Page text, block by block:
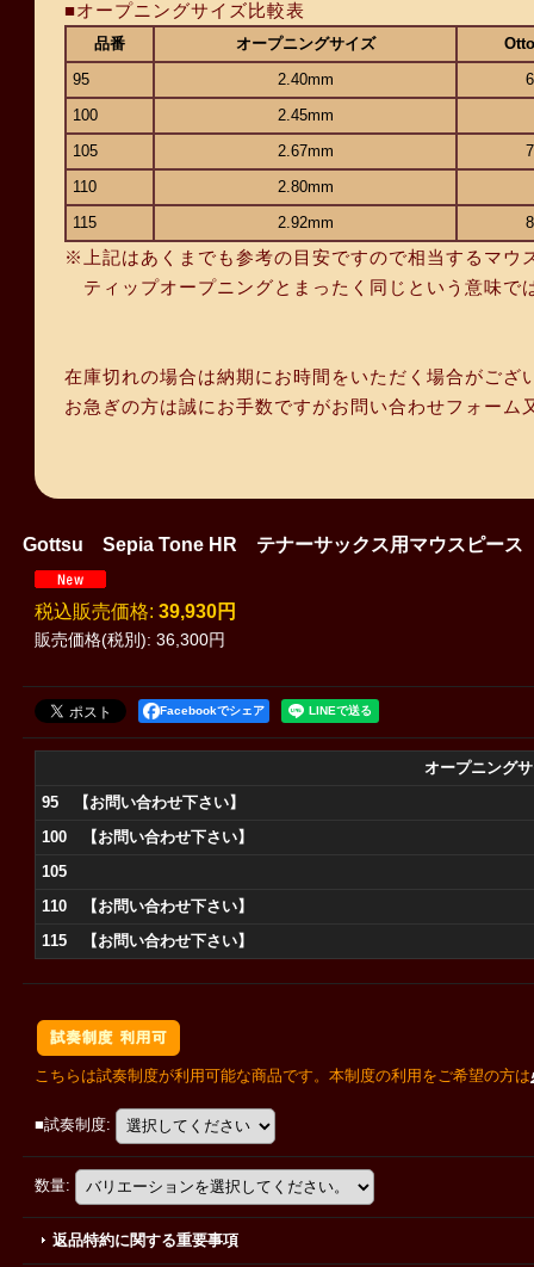
■オープニングサイズ比較表
品番 オープニングサイズ
95
2.40mm
100
2.45mm
105
2.67mm
110
2.80mm
115
2.92mm
※上記はあくまでも参考の目安ですので相当するマウ
ティップオープニングとまったく同じという意味で
在庫切れの場合は納期にお時間をいただく場合がござ
お急ぎの方は誠にお手数ですがお問い合わせフォーム
Gottsu Sepia Tone HR テナーサックス用マウスピース
販売価格(税別): 36,300円
税込 : 39,930円
Facebookでシェア
オープニング
95 【お問い合わせ下さい】
100 【お問い合わせ下さい】
105
110 【お問い合わせ下さい】
115 【お問い合わせ下さい】
こちらは試奏制度が利用可能な商品です。本制度の利用をご希望の方は
■試奏制度:
数量:
返品特約に関する重要事項